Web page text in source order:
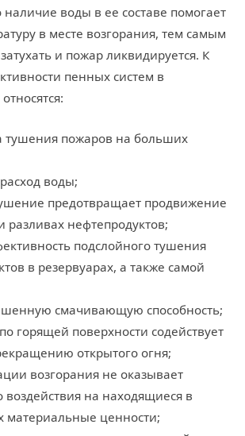
воды в ее составе помогает
в месте возгорания, тем самым
и пожар ликвидируется. К
пенных систем в
тушения пожаров на больших
воды;
предотвращает продвижение
разливах нефтепродуктов;
подслойного тушения
в резервуарах, а также самой
смачивающую способность;
горящей поверхности содействует
открытого огня;
возгорания не оказывает
воздействия на находящиеся в
материальные ценности;